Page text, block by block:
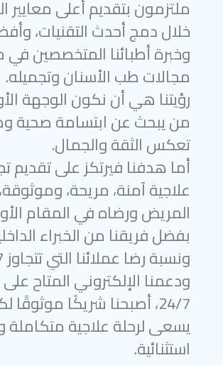
ملتزمون بتقديم أعلى معايير
خلال دمج أحدث التقنيات،
وخبرة أطبائنا المتخصصين
مجالات طب الأسنان وتجميله.
رؤيتنا هي أن نكون الوجهة
من يبحث عن ابتسامة صحية
تعكس الثقة والجمال.
أما هدفنا فيرتكز على تقديم
علاجية آمنة، مريحة،
المريض ورضاه في المقام
بفضل فريقنا من الخبراء
ودعمنا الإلكتروني المتاح
24/7، أصبحنا شريكًا
يسعى لرحلة علاجية متكاملة
استثنائية.